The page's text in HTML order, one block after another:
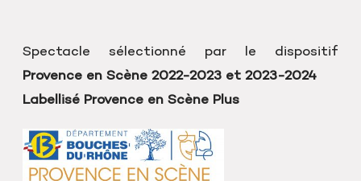
Spectacle sélectionné par le dispositif
Provence en Scène 2022-2023 et 2023-2024
Labellisé Provence en Scène Plus